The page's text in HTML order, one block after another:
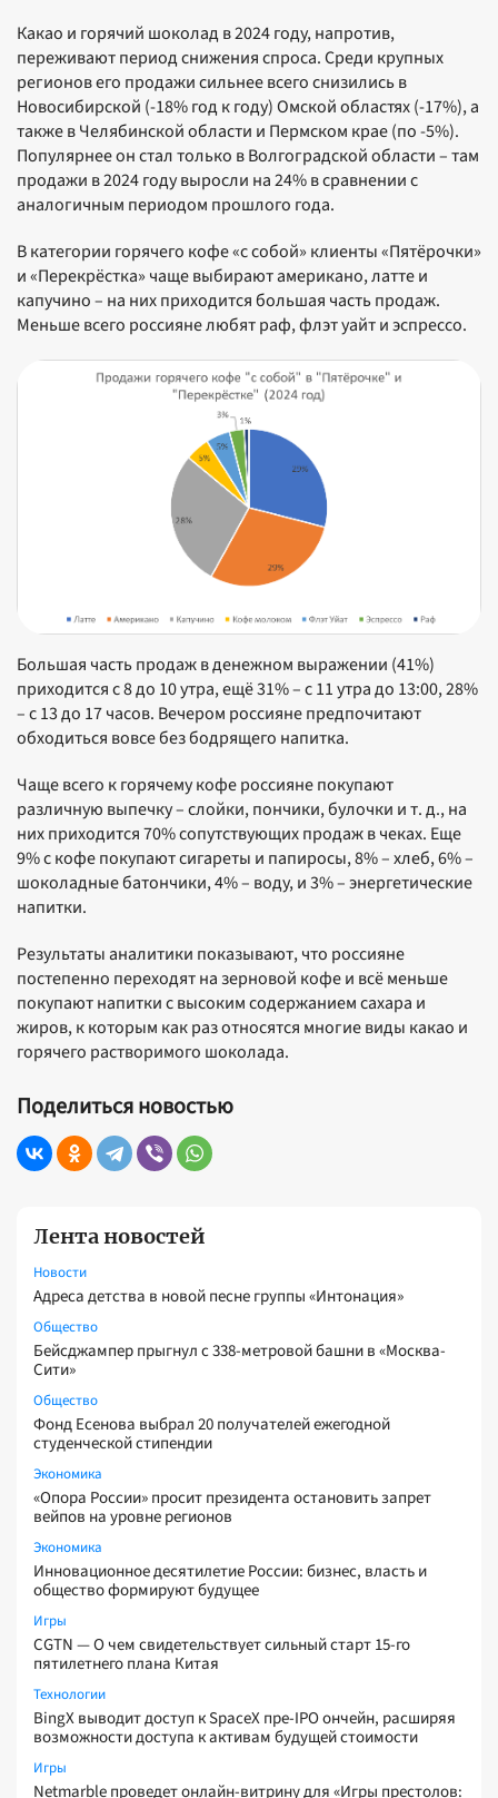
Лента новостей
Новости
Адреса детства в новой песне группы «Интонация»
Общество
Бейсджампер прыгнул с 338-метровой башни в «Москва-
Сити»
Общество
Фонд Есенова выбрал 20 получателей ежегодной
студенческой стипендии
Экономика
«Опора России» просит президента остановить запрет
вейпов на уровне регионов
Экономика
Инновационное десятилетие России: бизнес, власть и
общество формируют будущее
Игры
CGTN — О чем свидетельствует сильный старт 15-го
пятилетнего плана Китая
Технологии
BingX выводит доступ к SpaceX пре-IPO ончейн, расширяя
возможности доступа к активам будущей стоимости
Игры
Netmarble проведет онлайн-витрину для «Игры престолов:
Какао и горячий шоколад в 2024 году, напротив,
переживают период снижения спроса. Среди крупных
регионов его продажи сильнее всего снизились в
Новосибирской (-18% год к году) Омской областях (-17%), а
также в Челябинской области и Пермском крае (по -5%).
Популярнее он стал только в Волгоградской области – там
продажи в 2024 году выросли на 24% в сравнении с
аналогичным периодом прошлого года.
В категории горячего кофе «с собой» клиенты «Пятёрочки»
и «Перекрёстка» чаще выбирают американо, латте и
капучино – на них приходится большая часть продаж.
Меньше всего россияне любят раф, флэт уайт и эспрессо.
Большая часть продаж в денежном выражении (41%)
приходится с 8 до 10 утра, ещё 31% – с 11 утра до 13:00, 28%
– c 13 до 17 часов. Вечером россияне предпочитают
обходиться вовсе без бодрящего напитка.
Чаще всего к горячему кофе россияне покупают
различную выпечку – слойки, пончики, булочки и т. д., на
них приходится 70% сопутствующих продаж в чеках. Еще
9% с кофе покупают сигареты и папиросы, 8% – хлеб, 6% –
шоколадные батончики, 4% – воду, и 3% – энергетические
напитки.
Результаты аналитики показывают, что россияне
постепенно переходят на зерновой кофе и всё меньше
покупают напитки с высоким содержанием сахара и
жиров, к которым как раз относятся многие виды какао и
горячего растворимого шоколада.
Поделиться новостью